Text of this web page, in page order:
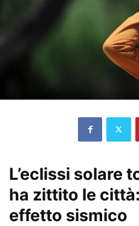
L’eclissi solare
ha zittito le
effetto sismico